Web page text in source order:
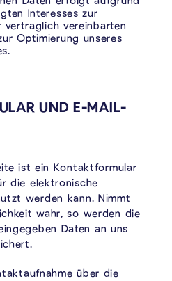
Interesses zur
vertraglich vereinbarten
Optimierung unseres
UND E-MAIL-
ist ein Kontaktformular
die elektronische
werden kann. Nimmt
wahr, so werden die
Daten an uns
über die